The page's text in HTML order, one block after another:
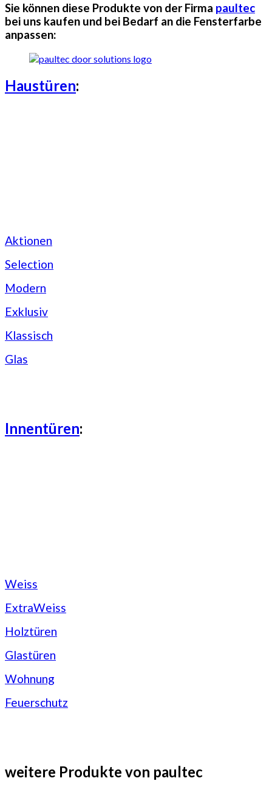
Sie können diese Produkte von der Firma paultec
bei uns kaufen und bei Bedarf an die Fensterfarbe
anpassen:
Haustüren:
Aktionen
Selection
Modern
Exklusiv
Klassisch
Glas
Innentüren:
Weiss
ExtraWeiss
Holztüren
Glastüren
Wohnung
Feuerschutz
weitere Produkte von paultec